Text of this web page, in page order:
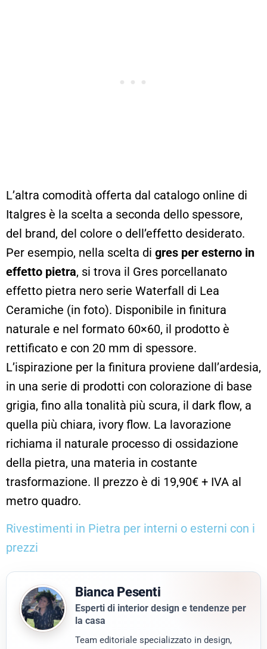
L’altra comodità offerta dal catalogo online di
Italgres è la scelta a seconda dello spessore,
del brand, del colore o dell’effetto desiderato.
Per esempio, nella scelta di gres per esterno in
effetto pietra, si trova il Gres porcellanato
effetto pietra nero serie Waterfall di Lea
Ceramiche (in foto). Disponibile in finitura
naturale e nel formato 60×60, il prodotto è
rettificato e con 20 mm di spessore.
L’ispirazione per la finitura proviene dall’ardesia,
in una serie di prodotti con colorazione di base
grigia, fino alla tonalità più scura, il dark flow, a
quella più chiara, ivory flow. La lavorazione
richiama il naturale processo di ossidazione
della pietra, una materia in costante
trasformazione. Il prezzo è di 19,90€ + IVA al
metro quadro.
Rivestimenti in Pietra per interni o esterni con i
prezzi
Bianca Pesenti
Esperti di interior design e tendenze per
la casa
Team editoriale specializzato in design,